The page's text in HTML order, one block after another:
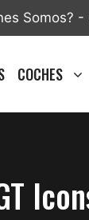
Somos? -
COCHES